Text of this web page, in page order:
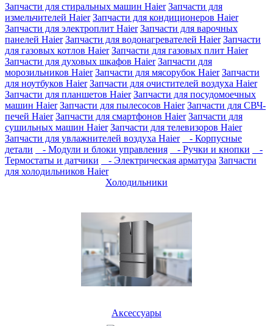
Запчасти для стиральных машин Haier Запчасти для
измельчителей Haier Запчасти для кондиционеров Haier
Запчасти для электроплит Haier Запчасти для варочных
панелей Haier Запчасти для водонагревателей Haier Запчасти
для газовых котлов Haier Запчасти для газовых плит Haier
Запчасти для духовых шкафов Haier Запчасти для
морозильников Haier Запчасти для мясорубок Haier Запчасти
для ноутбуков Haier Запчасти для очистителей воздуха Haier
Запчасти для планшетов Haier Запчасти для посудомоечных
машин Haier Запчасти для пылесосов Haier Запчасти для СВЧ-
печей Haier Запчасти для смартфонов Haier Запчасти для
сушильных машин Haier Запчасти для телевизоров Haier
Запчасти для увлажнителей воздуха Haier
- Корпусные
детали
- Модули и блоки управления - Ручки и кнопки
-
Термостаты и датчики
- Электрическая арматура Запчасти
для холодильников Haier
Холодильники
Аксессуары